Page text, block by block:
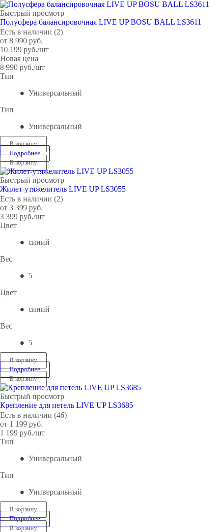
Быстрый просмотр
Полусфера балансировочная LIVE UP BOSU BALL LS3611
Есть в наличии (2)
от 8 990 руб.
10 199 руб./шт
Новая цена
8 990 руб./шт
Тип
Универсальный
Тип
Универсальный
В корзину
Подробнее
В корзину
Быстрый просмотр
Жилет-утяжелитель LIVE UP LS3055
Есть в наличии (2)
от 3 399 руб.
3 399 руб./шт
Цвет
синий
Вес
5
Цвет
синий
Вес
5
В корзину
Подробнее
В корзину
Быстрый просмотр
Крепление для петель LIVE UP LS3685
Есть в наличии (46)
от 1 199 руб.
1 199 руб./шт
Тип
Универсальный
Тип
Универсальный
В корзину
Подробнее
В корзину